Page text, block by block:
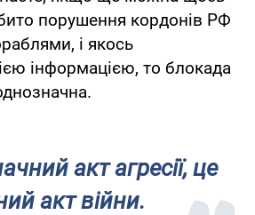
порушення кордонів РФ
і якось
інформацією, то блокада
акт агресії, це
акт війни.